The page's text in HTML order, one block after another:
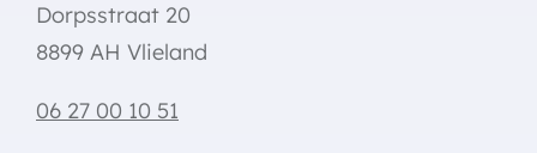
Dorpsstraat 20
8899 AH Vlieland
06 27 00 10 51